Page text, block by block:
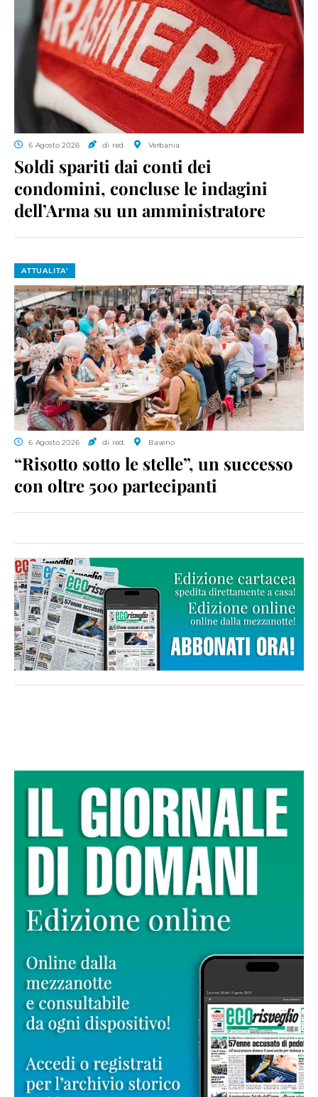
6 Agosto 2026 di red. Verbania
Soldi spariti dai conti dei
condomini, concluse le indagini
dell’Arma su un amministratore
ATTUALITA'
6 Agosto 2026 di red. Baveno
“Risotto sotto le stelle”, un successo
con oltre 500 partecipanti